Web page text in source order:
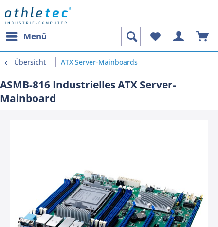
Menü
Übersicht ATX Server-Mainboards
ASMB-816 Industrielles ATX Server-
Mainboard